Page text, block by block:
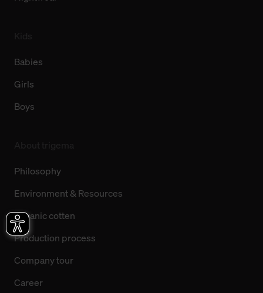
Babies
Girls
Boys
Philosophy
Environment & Resources
Organic cotten
Production process
Company tour
Career